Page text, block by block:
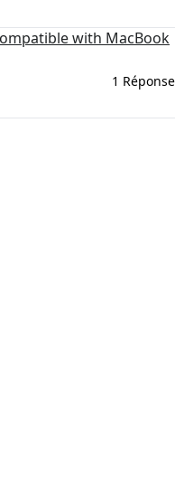
with MacBook
1 Réponse